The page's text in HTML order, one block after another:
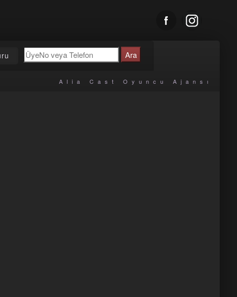
Alia Cast Oyuncu Ajansı